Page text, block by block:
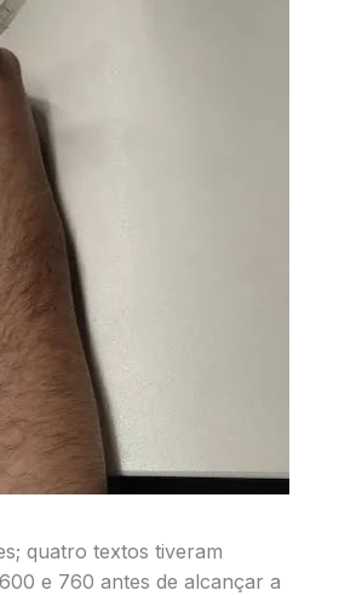
quatro textos tiveram
e 760 antes de alcançar a